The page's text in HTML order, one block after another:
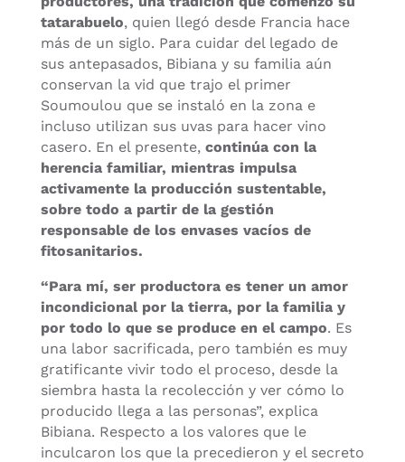
tatarabuelo, quien llegó desde Francia hace
más de un siglo. Para cuidar del legado de
sus antepasados, Bibiana y su familia aún
conservan la vid que trajo el primer
Soumoulou que se instaló en la zona e
incluso utilizan sus uvas para hacer vino
casero. En el presente, continúa con la
herencia familiar, mientras impulsa
activamente la producción sustentable,
sobre todo a partir de la gestión
responsable de los envases vacíos de
fitosanitarios.
“Para mí, ser productora es tener un amor
incondicional por la tierra, por la familia y
por todo lo que se produce en el campo. Es
una labor sacrificada, pero también es muy
gratificante vivir todo el proceso, desde la
siembra hasta la recolección y ver cómo lo
producido llega a las personas”, explica
Bibiana. Respecto a los valores que le
inculcaron los que la precedieron y el secreto